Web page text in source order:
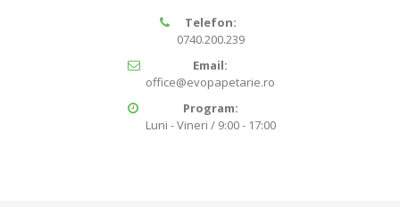
Telefon:
0740.200.239
Email:
office@evopapetarie.ro
Program:
Luni - Vineri / 9:00 - 17:00